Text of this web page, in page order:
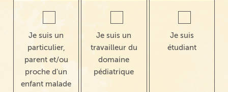
Je suis un
particulier,
parent et/ou
proche d'un
enfant malade
Je suis un
travailleur du
domaine
pédiatrique
Je suis
étudiant